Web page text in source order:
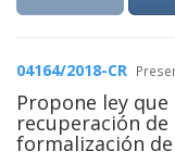
04164/2018-CR
Propone ley
recuperación de
formalización